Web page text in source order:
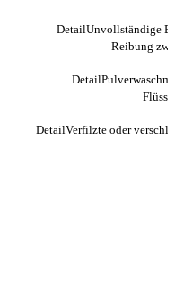
DetailUnvollständige
Reibung
Detail
DetailVerfilzte oder